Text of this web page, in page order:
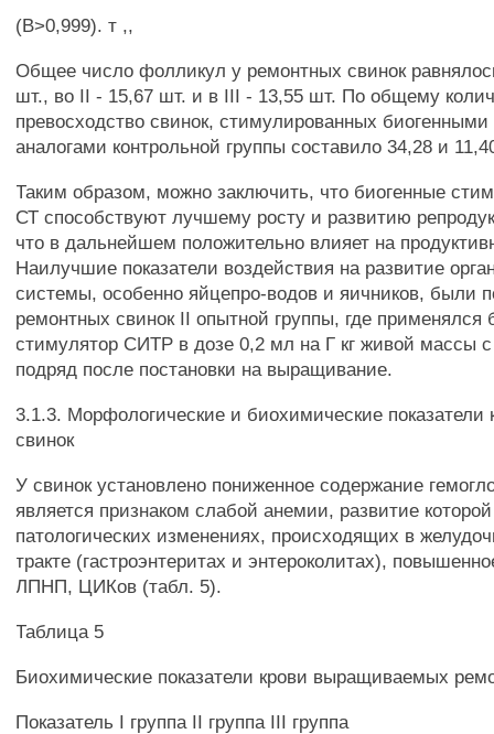
(В>0,999). т ,,
Общее число фолликул у ремонтных свинок
шт., во II - 15,67 шт. и в III - 13,55 шт. По общему
превосходство свинок, стимулированных
аналогами контрольной группы составило 34,28 и
Таким образом, можно заключить, что биогенные
СТ способствуют лучшему росту и развитию
что в дальнейшем положительно влияет на
Наилучшие показатели воздействия на развитие
системы, особенно яйцепро-водов и яичников, были
ремонтных свинок II опытной группы, где применялся
стимулятор СИТР в дозе 0,2 мл на Г кг живой массы
подряд после постановки на выращивание.
3.1.3. Морфологические и биохимические показатели
свинок
У свинок установлено пониженное содержание
является признаком слабой анемии, развитие
патологических изменениях, происходящих в
тракте (гастроэнтеритах и энтероколитах),
ЛПНП, ЦИКов (табл. 5).
Таблица 5
Биохимические показатели крови выращиваемых
Показатель I группа II группа III группа